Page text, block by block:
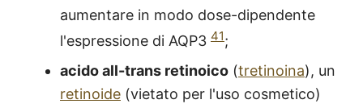
aumentare in modo dose-dipendente
l'espressione di AQP3 41;
acido all-trans retinoico (tretinoina), un
retinoide (vietato per l'uso cosmetico)